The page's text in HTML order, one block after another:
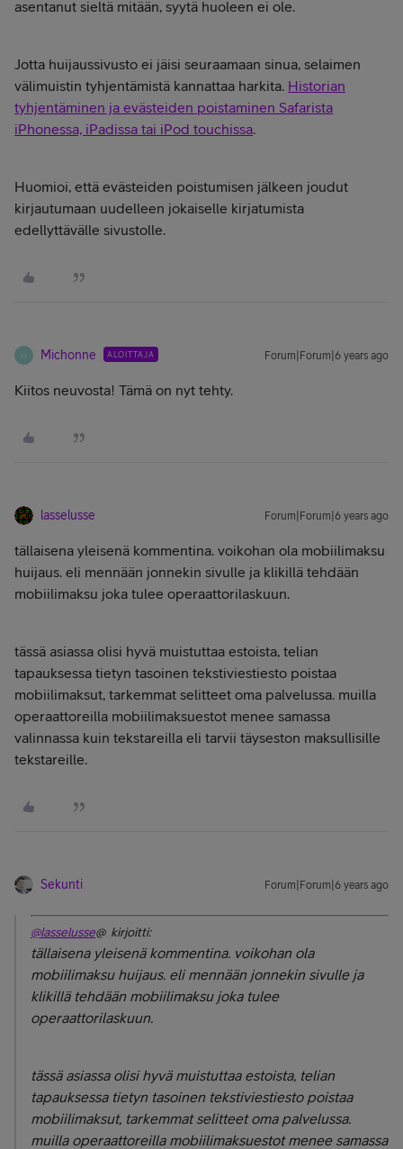
asentanut sieltä mitään, syytä huoleen ei ole.
Jotta huijaussivusto ei jäisi seuraamaan sinua, selaimen
välimuistin tyhjentämistä kannattaa harkita. Historian
tyhjentäminen ja evästeiden poistaminen Safarista
iPhonessa, iPadissa tai iPod touchissa.
Huomioi, että evästeiden poistumisen jälkeen joudut
kirjautumaan uudelleen jokaiselle kirjatumista
edellyttävälle sivustolle.
M Michonne ALOITTAJA Forum|Forum|6 years ago
Kiitos neuvosta! Tämä on nyt tehty.
lasselusse Forum|Forum|6 years ago
tällaisena yleisenä kommentina. voikohan ola mobiilimaksu
huijaus. eli mennään jonnekin sivulle ja klikillä tehdään
mobiilimaksu joka tulee operaattorilaskuun.
tässä asiassa olisi hyvä muistuttaa estoista, telian
tapauksessa tietyn tasoinen tekstiviestiesto poistaa
mobiilimaksut, tarkemmat selitteet oma palvelussa. muilla
operaattoreilla mobiilimaksuestot menee samassa
valinnassa kuin tekstareilla eli tarvii täyseston maksullisille
tekstareille.
Sekunti Forum|Forum|6 years ago
@lasselusse@ kirjoitti:
tällaisena yleisenä kommentina. voikohan ola
mobiilimaksu huijaus. eli mennään jonnekin sivulle ja
klikillä tehdään mobiilimaksu joka tulee
operaattorilaskuun.
tässä asiassa olisi hyvä muistuttaa estoista, telian
tapauksessa tietyn tasoinen tekstiviestiesto poistaa
mobiilimaksut, tarkemmat selitteet oma palvelussa.
muilla operaattoreilla mobiilimaksuestot menee samassa